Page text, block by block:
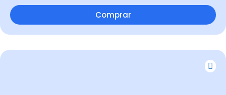
Comprar